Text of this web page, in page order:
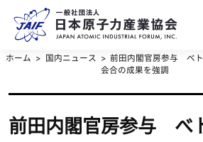
ホーム 国内ニュース
前田内閣官房参与 べ
会合の成果を強調
前田内閣官房参与 べ